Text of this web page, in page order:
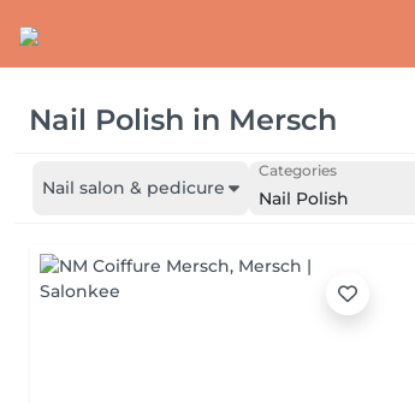
Nail Polish in Mersch
Nail salon & pedicure
Categories
Nail Polish